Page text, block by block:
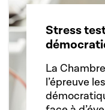
Stress
La
l’épreuve